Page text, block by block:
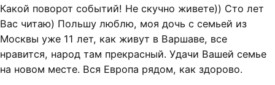
Какой поворот событий! Не скучно живете)) Сто лет
Вас читаю) Польшу люблю, моя дочь с семьей из
Москвы уже 11 лет, как живут в Варшаве, все
нравится, народ там прекрасный. Удачи Вашей семье
на новом месте. Вся Европа рядом, как здорово.